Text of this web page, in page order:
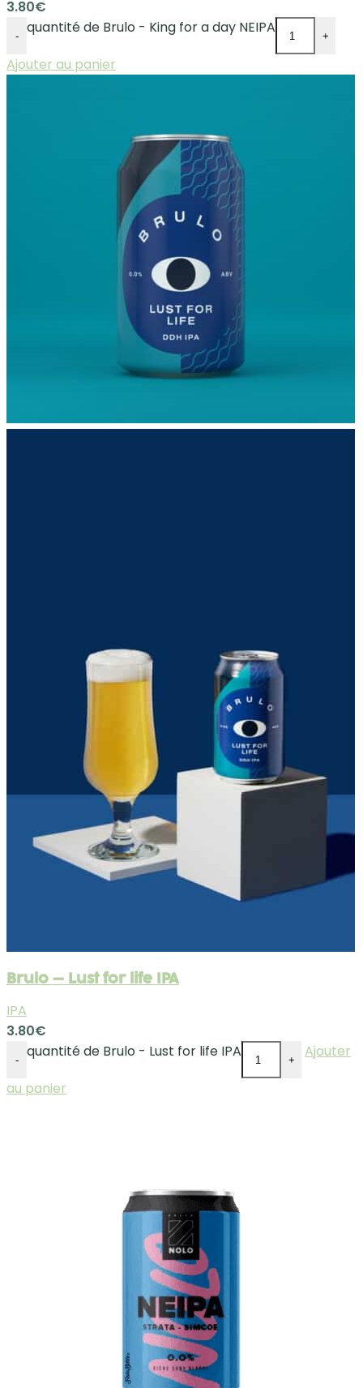
3.80€
- quantité de Brulo - King for a day NEIPA +
Ajouter au panier
Brulo – Lust for life IPA
IPA
3.80€
- quantité de Brulo - Lust for life IPA +
Ajouter
au panier